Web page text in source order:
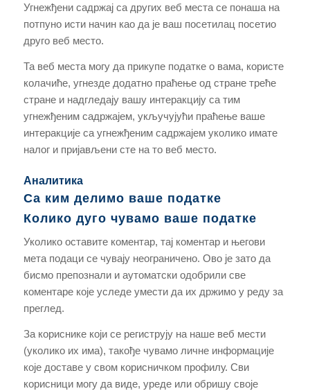
Угнежђени садржај са других веб места се понаша на
потпуно исти начин као да је ваш посетилац посетио
друго веб место.
Та веб места могу да прикупе податке о вама, користе
колачиће, угнезде додатно праћење од стране треће
стране и надгледају вашу интеракцију са тим
угнежђеним садржајем, укључујући праћење ваше
интеракције са угнежђеним садржајем уколико имате
налог и пријављени сте на то веб место.
Аналитика
Са ким делимо ваше податке
Колико дуго чувамо ваше податке
Уколико оставите коментар, тај коментар и његови
мета подаци се чувају неограничено. Ово је зато да
бисмо препознали и аутоматски одобрили све
коментаре које уследе умести да их држимо у реду за
преглед.
За кориснике који се региструју на наше веб мести
(уколико их има), такође чувамо личне информације
које доставе у свом корисничком профилу. Сви
корисници могу да виде, уреде или обришу своје